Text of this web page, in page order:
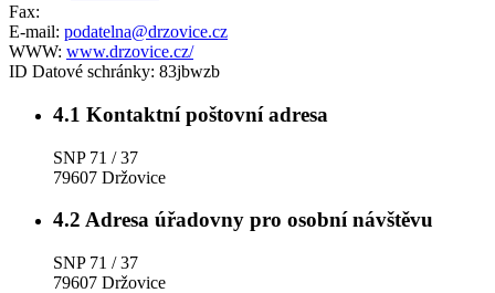
Fax:
E-mail: podatelna@drzovice.cz
WWW: www.drzovice.cz/
ID Datové schránky: 83jbwzb
4.1 Kontaktní poštovní adresa
SNP 71 / 37
79607 Držovice
4.2 Adresa úřadovny pro osobní návštěvu
SNP 71 / 37
79607 Držovice